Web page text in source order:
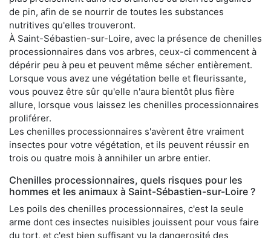
de pin, afin de se nourrir de toutes les substances
nutritives qu'elles trouveront.
À Saint-Sébastien-sur-Loire, avec la présence de chenilles
processionnaires dans vos arbres, ceux-ci commencent à
dépérir peu à peu et peuvent même sécher entièrement.
Lorsque vous avez une végétation belle et fleurissante,
vous pouvez être sûr qu'elle n'aura bientôt plus fière
allure, lorsque vous laissez les chenilles processionnaires
proliférer.
Les chenilles processionnaires s'avèrent être vraiment
insectes pour votre végétation, et ils peuvent réussir en
trois ou quatre mois à annihiler un arbre entier.
Chenilles processionnaires, quels risques pour les
hommes et les animaux à Saint-Sébastien-sur-Loire ?
Les poils des chenilles processionnaires, c'est la seule
arme dont ces insectes nuisibles jouissent pour vous faire
du tort, et c'est bien suffisant vu la dangerosité des